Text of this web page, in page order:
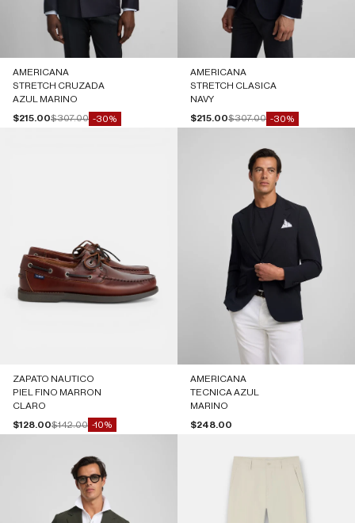
AMERICANA
STRETCH CRUZADA
AZUL MARINO
Precio de oferta
$215.00Precio normal
$307.00 -30%
AMERICANA
STRETCH CLASICA
NAVY
Precio de oferta
$215.00Precio normal
$307.00 -30%
ZAPATO NAUTICO
PIEL FINO MARRON
CLARO
Precio de oferta
$128.00Precio normal
$142.00 -10%
AMERICANA
TECNICA AZUL
MARINO
Precio de oferta
$248.00